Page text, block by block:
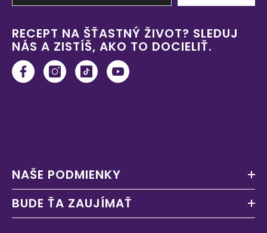
RECEPT NA ŠŤASTNÝ ŽIVOT? SLEDUJ
NÁS A ZISTÍŠ, AKO TO DOCIELIŤ.
NAŠE PODMIENKY
BUDE ŤA ZAUJÍMAŤ